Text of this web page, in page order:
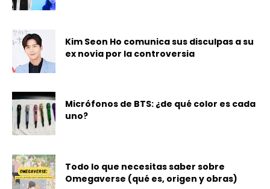
Kim Seon Ho comunica sus disculpas a su
ex novia por la controversia
Micrófonos de BTS: ¿de qué color es cada
uno?
Todo lo que necesitas saber sobre
Omegaverse (qué es, origen y obras)